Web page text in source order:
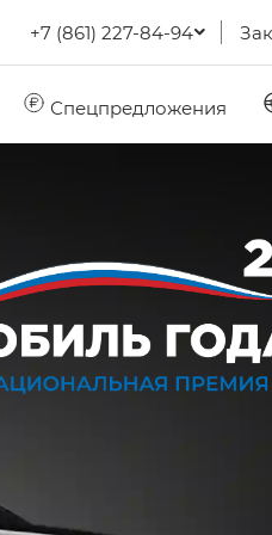
+7 (861) 227-84-94
Спецпредложения